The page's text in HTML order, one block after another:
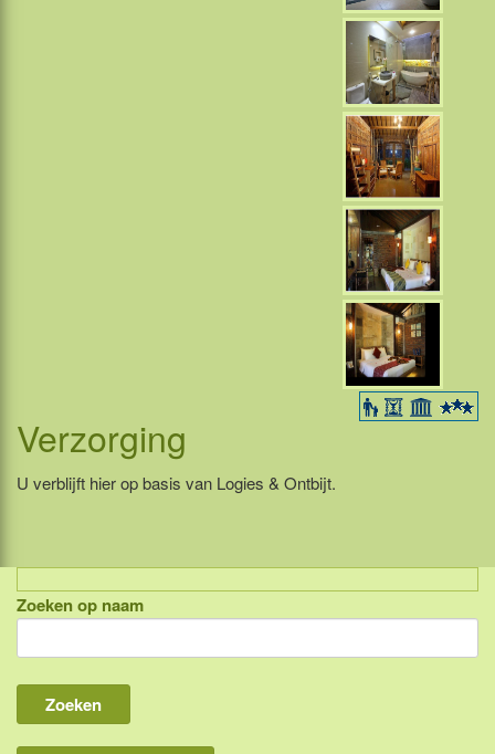
Verzorging
U verblijft hier op basis van Logies & Ontbijt.
Indonesië, eilandcombinaties
Bali
Lombok
Flores & Komodo
Zoeken op naam